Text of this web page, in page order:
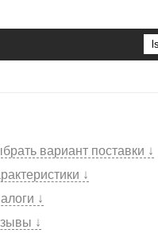
вариант поставки ↓
↓
↓
↓